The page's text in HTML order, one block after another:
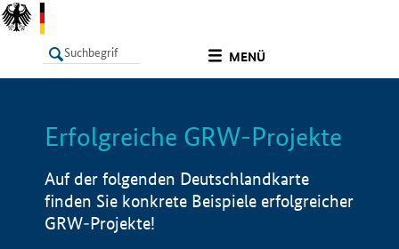
MENÜ
LISTE Info
Erfolgreiche GRW-Projekte
Auf der folgenden Deutschlandkarte
finden Sie konkrete Beispiele erfolgreicher
GRW-Projekte!